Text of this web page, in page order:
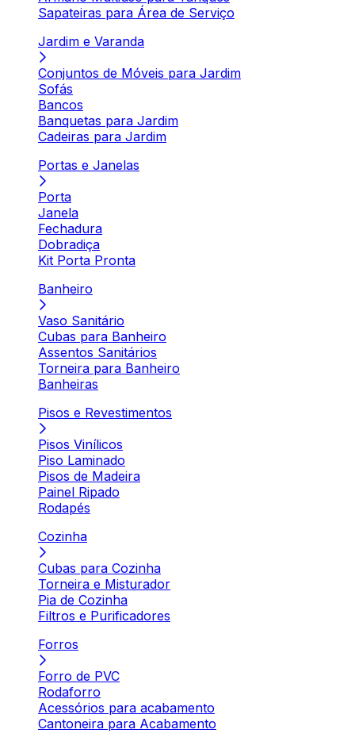
Sapateiras para Área de Serviço
Jardim e Varanda
Conjuntos de Móveis para Jardim
Sofás
Bancos
Banquetas para Jardim
Cadeiras para Jardim
Portas e Janelas
Porta
Janela
Fechadura
Dobradiça
Kit Porta Pronta
Banheiro
Vaso Sanitário
Cubas para Banheiro
Assentos Sanitários
Torneira para Banheiro
Banheiras
Pisos e Revestimentos
Pisos Vinílicos
Piso Laminado
Pisos de Madeira
Painel Ripado
Rodapés
Cozinha
Cubas para Cozinha
Torneira e Misturador
Pia de Cozinha
Filtros e Purificadores
Forros
Forro de PVC
Rodaforro
Acessórios para acabamento
Cantoneira para Acabamento